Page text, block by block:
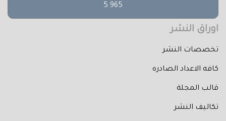
5.965
اوراق النشر
تخصصات النشر
كافه الاعداد الصادره
قالب المجلة
تكاليف النشر